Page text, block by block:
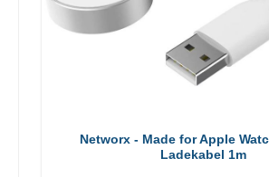
Networx - Made for Apple
Ladekabel 1m